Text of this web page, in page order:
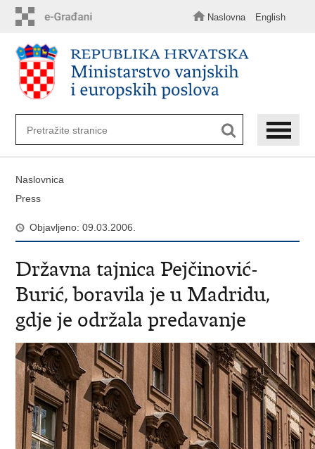
sadržaj
Naslovna English
Naslovnica
Press
Objavljeno: 09.03.2006.
Državna tajnica Pejčinović-
Burić, boravila je u Madridu,
gdje je održala predavanje